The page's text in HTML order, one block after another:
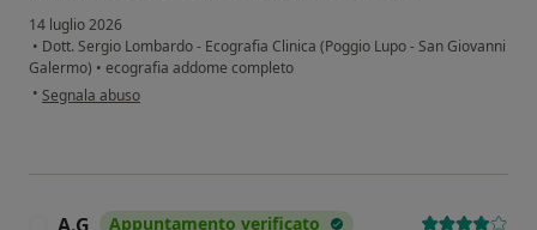
14 luglio 2026
• Dott. Sergio Lombardo - Ecografia Clinica (Poggio Lupo - San Giovanni
Galermo) • ecografia addome completo
• secondo l'opinione dell'utente G.n.
Segnala abuso
A.G Appuntamento verificato